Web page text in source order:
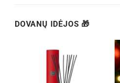
DOVANŲ IDĖJOS 🎁